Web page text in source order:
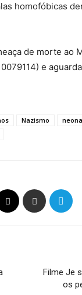
homofóbicas
de morte ao
e
Nazismo
Filme Je
os